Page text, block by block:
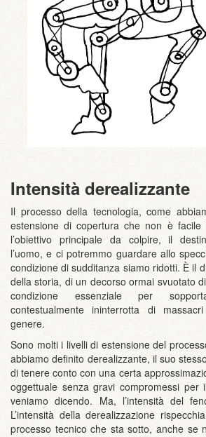
Intensità derealizzante
Il processo della tecnologia, come
estensione di copertura che non è facile
l’obiettivo principale da colpire, il
l’uomo, e ci potremmo guardare allo
condizione di sudditanza siamo ridotti. È il
della storia, di un decorso ormai svuotato
condizione essenziale per
contestualmente ininterrotta di
genere.
Sono molti i livelli di estensione del
abbiamo definito derealizzante, il suo
di tenere conto con una certa
oggettuale senza gravi compromessi
veniamo dicendo. Ma, l’intensità del
L’intensità della derealizzazione
processo tecnico che sta sotto, anche se